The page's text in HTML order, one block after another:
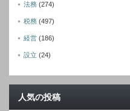
法務 (274)
税務 (497)
経営 (186)
設立 (24)
人気の投稿